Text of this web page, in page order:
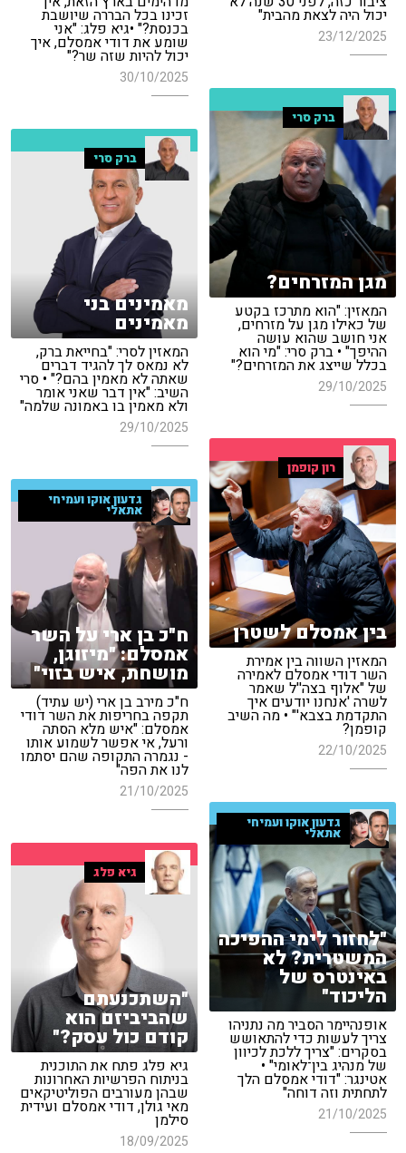
יכול היה לצאת מהבית"
23/12/2025
זכינו בכל הבררה שיושבת
בכנסת?" •גיא פלג: "אני
שומע את דודי אמסלם, איך
יכול להיות שזה שר?"
30/10/2025
ברק סרי
מגן המזרחים?
המאזין: "הוא מתרכז בקטע
של כאילו מגן על מזרחים,
אני חושב שהוא עושה
ההיפך" • ברק סרי: "מי הוא
בכלל שייצג את המזרחים?"
29/10/2025
ברק סרי
מאמינים בני
מאמינים
המאזין לסרי: "בחייאת ברק,
לא נמאס לך להגיד דברים
שאתה לא מאמין בהם?" • סרי
השיב: "אין דבר שאני אומר
ולא מאמין בו באמונה שלמה"
29/10/2025
רון קופמן
בין אמסלם לשטרן
המאזין השווה בין אמירת
השר דודי אמסלם לאמירה
של "אלוף בצה''ל שאמר
לשרה 'אנחנו יודעים איך
התקדמת בצבא'" • מה השיב
קופמן?
22/10/2025
גדעון אוקו ועמיחי
אתאלי
ח"כ בן ארי על השר
אמסלם: "מיזוגן,
מושחת, איש בזוי"
ח"כ מירב בן ארי (יש עתיד)
תקפה בחריפות את השר דודי
אמסלם: "איש מלא הסתה
ורעל, אי אפשר לשמוע אותו
- נגמרה התקופה שהם יסתמו
לנו את הפה"
21/10/2025
גדעון אוקו ועמיחי
אתאלי
"לחזור לימי ההפיכה
המשטרית? לא
באינטרס של
הליכוד"
אופנהיימר הסביר מה נתניהו
צריך לעשות כדי להתאושש
בסקרים: "צריך ללכת לכיוון
של מנהיג בין־לאומי" •
אטינגר: "דודי אמסלם הלך
לתחתית וזה דוחה"
21/10/2025
גיא פלג
"השתכנעתם
שהביביזם הוא
קודם כול עסק?"
גיא פלג פתח את התוכנית
בניתוח הפרשיות האחרונות
שבהן מעורבים הפוליטיקאים
מאי גולן, דודי אמסלם ועידית
סילמן
18/09/2025